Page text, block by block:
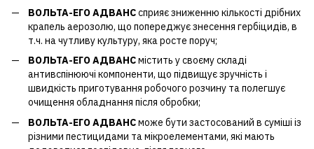
ВОЛЬТА-ЕГО АДВАНСсприяє зниженню кількості дрібних
крапель аерозолю, що попереджує знесення гербіцидів, в
т.ч. на чутливу культуру, яка росте поруч;
ВОЛЬТА-ЕГО АДВАНСмістить у своєму складі
антивспінюючі компоненти, що підвищує зручність і
швидкість приготування робочого розчину та полегшує
очищення обладнання після обробки;
ВОЛЬТА-ЕГО АДВАНСможе бути застосований в суміші із
різними пестицидами та мікроелементами, які мають